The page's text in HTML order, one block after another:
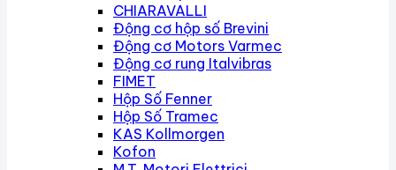
CHIARAVALLI
Động cơ hộp số Brevini
Động cơ Motors Varmec
Động cơ rung Italvibras
FIMET
Hộp Số Fenner
Hộp Số Tramec
KAS Kollmorgen
Kofon